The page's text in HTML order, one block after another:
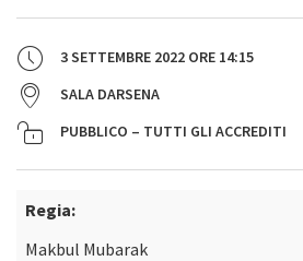
3 SETTEMBRE 2022 ORE 14:15
SALA DARSENA
PUBBLICO – TUTTI GLI ACCREDITI
Regia:
Makbul Mubarak